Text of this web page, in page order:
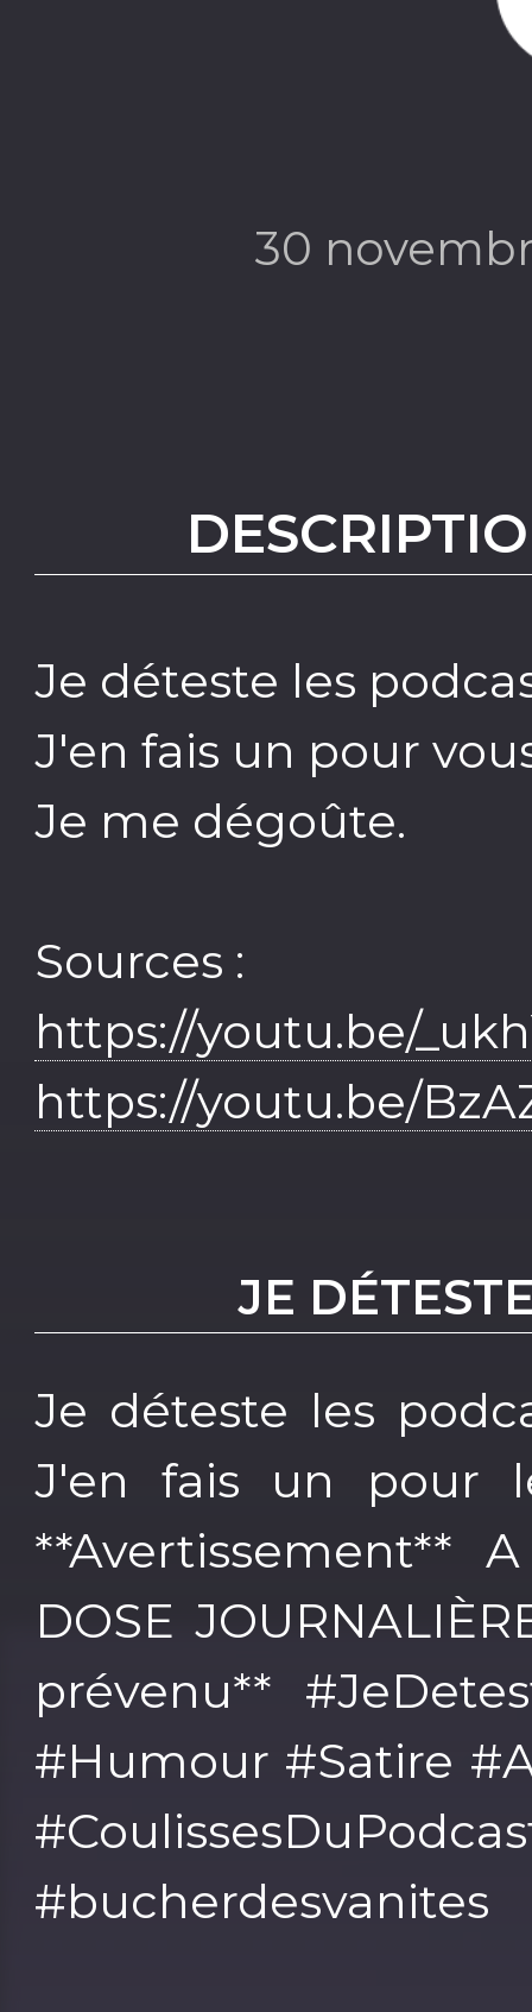
30
Je déteste les
J'en fais un pour
Je me dégoûte.
Sources :
https://youtu.be/
https://youtu.be/
JE
Je déteste les
J'en fais un pour
**Avertissement**
DOSE
prévenu**
#Humour #Satire
#bucherdesvanites